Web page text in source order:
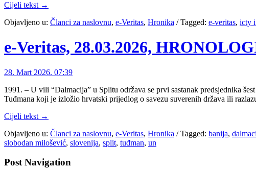
Cijeli tekst →
Objavljeno u: Članci za naslovnu, e-Veritas, Hronika /Tagged: e-veritas, icty
e-Veritas, 28.03.2026,
28. Mart 2026. 07:39
1991. – U vili “Dalmacija” u Splitu održava se prvi sastanak predsjednika
Tuđmana koji je izložio hrvatski prijedlog o savezu suverenih država ili
Cijeli tekst →
Objavljeno u: Članci za naslovnu, e-Veritas, Hronika /Tagged: banija,
slobodan milošević, slovenija, split, tuđman, un
Post Navigation